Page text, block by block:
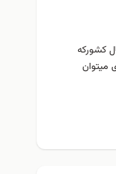
کشورکه
میتوان